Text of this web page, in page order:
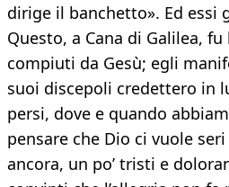
dirige il banchetto». Ed essi
Questo, a Cana di Galilea, fu
compiuti da Gesù; egli
suoi discepoli credettero in
persi, dove e quando
pensare che Dio ci vuole
ancora, un po’ tristi e